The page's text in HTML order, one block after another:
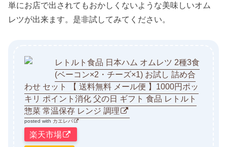
単にお店で出されてもおかしくないような美味しいオム
レツが出来ます。是非試してみてください。
レトルト食品 日本ハム オムレツ 2種3食
(ベーコン×2・チーズ×1) お試し 詰め合
わせ セット 【 送料無料 メール便 】1000円ポッ
キリ ポイント消化 父の日 ギフト 食品 レトルト
惣菜 常温保存 レンジ 調理
posted with カエレバ
楽天市場